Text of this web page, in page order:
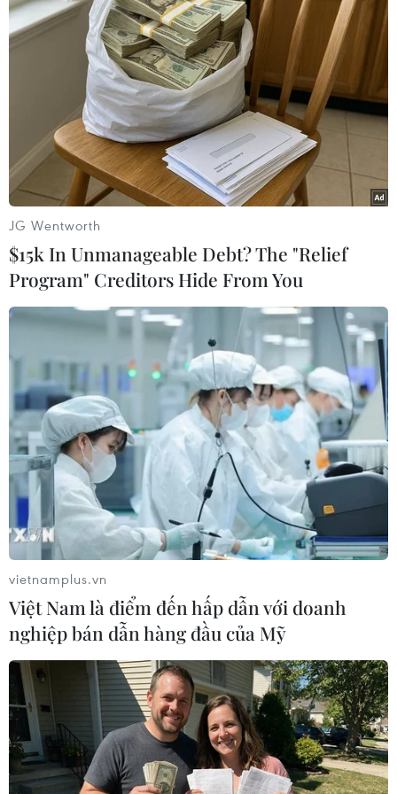
TIN LIÊN QUAN
Indonesia mạnh tay xử lý du khách quốc tế
thiếu chuẩn mực khi đến Bali
02/08/2023 04:57
Chính quyền Bali thiết lập đường dây nóng để người
dân và du khách có thể thông báo kịp thời các hành vi
gây rối của du khách quốc tế và có biện pháp xử lý kịp
thời.
JG Wentworth
$15k In Unmanageable Debt? The "Relief
Program" Creditors Hide From You
vietnamplus.vn
Việt Nam là điểm đến hấp dẫn với doanh
nghiệp bán dẫn hàng đầu của Mỹ